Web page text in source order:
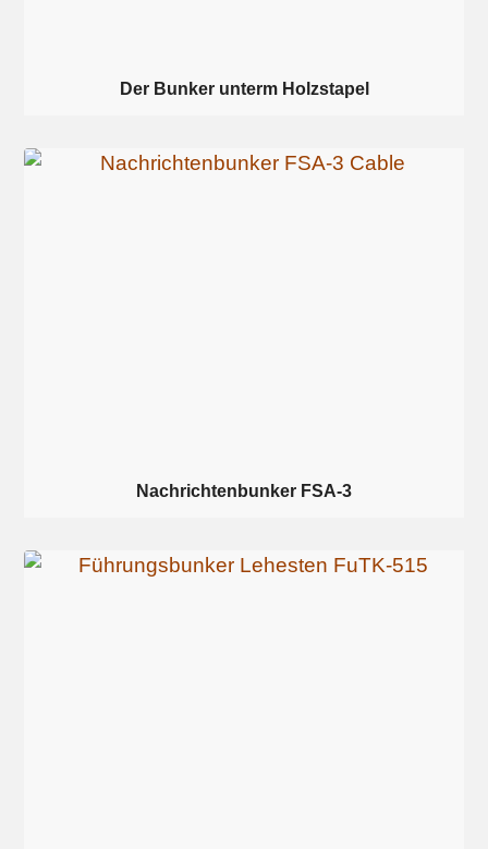
Der Bunker unterm Holzstapel
Nachrichtenbunker FSA-3